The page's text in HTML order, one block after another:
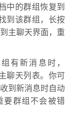
中的群组恢复到
到该群组，长按
主聊天界面，重
有新消息时，
聊天列表。你可
到新消息时自动
要群组不会被错